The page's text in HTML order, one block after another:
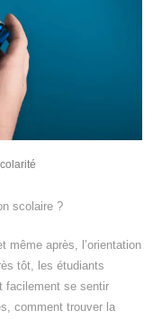
scolaire ?
même après, l’orientation
tôt, les étudiants
facilement se sentir
comment trouver la